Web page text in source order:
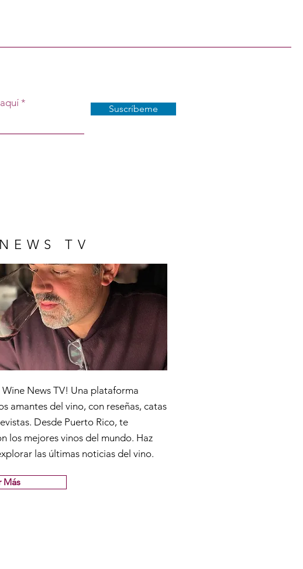
Suscríbeme
Wine News TV! Una plataforma
amantes del vino, con reseñas, catas
Desde Puerto Rico, te
los mejores vinos del mundo. Haz
las últimas noticias del vino.
Más
TV